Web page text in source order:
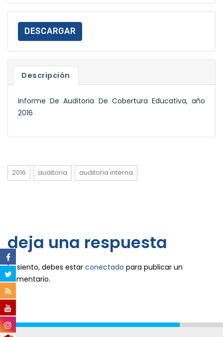
DESCARGAR
Descripción
Informe De Auditoria De Cobertura Educativa, año
2016
2016 auditoria auditoria interna
deja una respuesta
Lo siento, debes estar conectado para publicar un
comentario.